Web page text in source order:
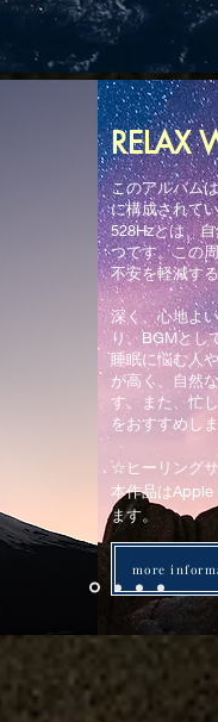
RELAX
このアルバム
に構成されて
528Hzとは、
つです。この
不安を軽減す
深く、心地よ
り、BGMとし
睡眠に悩む人
が高く、自然
す。また、忙
をおすすめしま
☆ヒーリング
本作品はApple
ます。
more